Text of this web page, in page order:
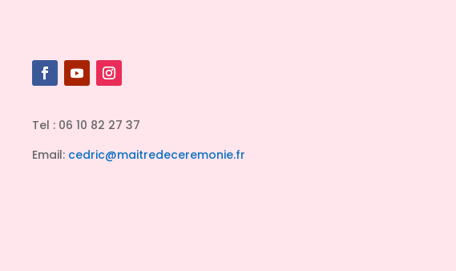
Tel : 06 10 82 27 37
Email: cedric@maitredeceremonie.fr